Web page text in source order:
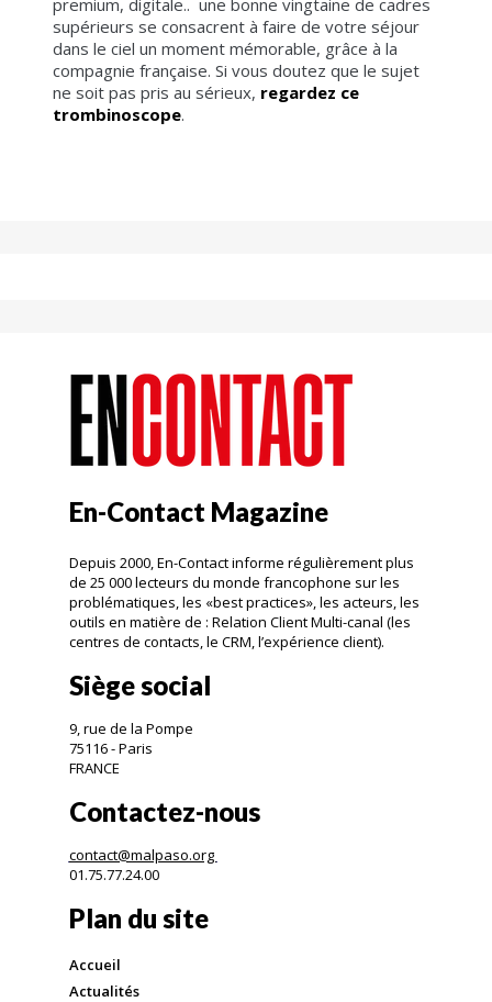
supérieurs se consacrent à faire de votre séjour
dans le ciel un moment mémorable, grâce à la
compagnie française. Si vous doutez que le sujet
ne soit pas pris au sérieux, regardez ce
trombinoscope.
En-Contact Magazine
Depuis 2000, En-Contact informe régulièrement plus
de 25 000 lecteurs du monde francophone sur les
problématiques, les «best practices», les acteurs, les
outils en matière de : Relation Client Multi-canal (les
centres de contacts, le CRM, l’expérience client).
Siège social
9, rue de la Pompe
75116 - Paris
FRANCE
Contactez-nous
contact@malpaso.org
01.75.77.24.00
Plan du site
Accueil
Actualités